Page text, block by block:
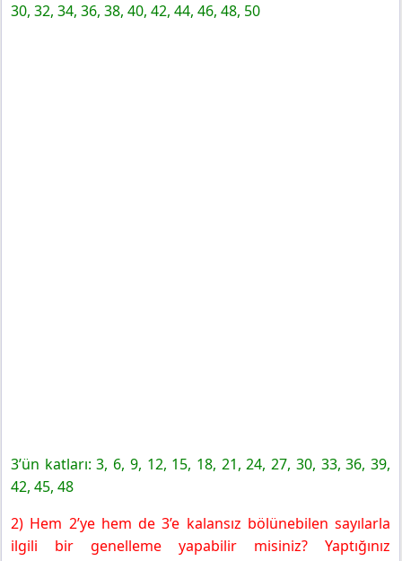
30, 32, 34, 36, 38, 40, 42, 44, 46, 48, 50
3’ün katları:3, 6, 9, 12, 15, 18, 21, 24, 27, 30, 33, 36, 39,
42, 45, 48
2) Hem 2’ye hem de 3’e kalansız bölünebilen sayılarla
ilgili bir genelleme yapabilir misiniz? Yaptığınız